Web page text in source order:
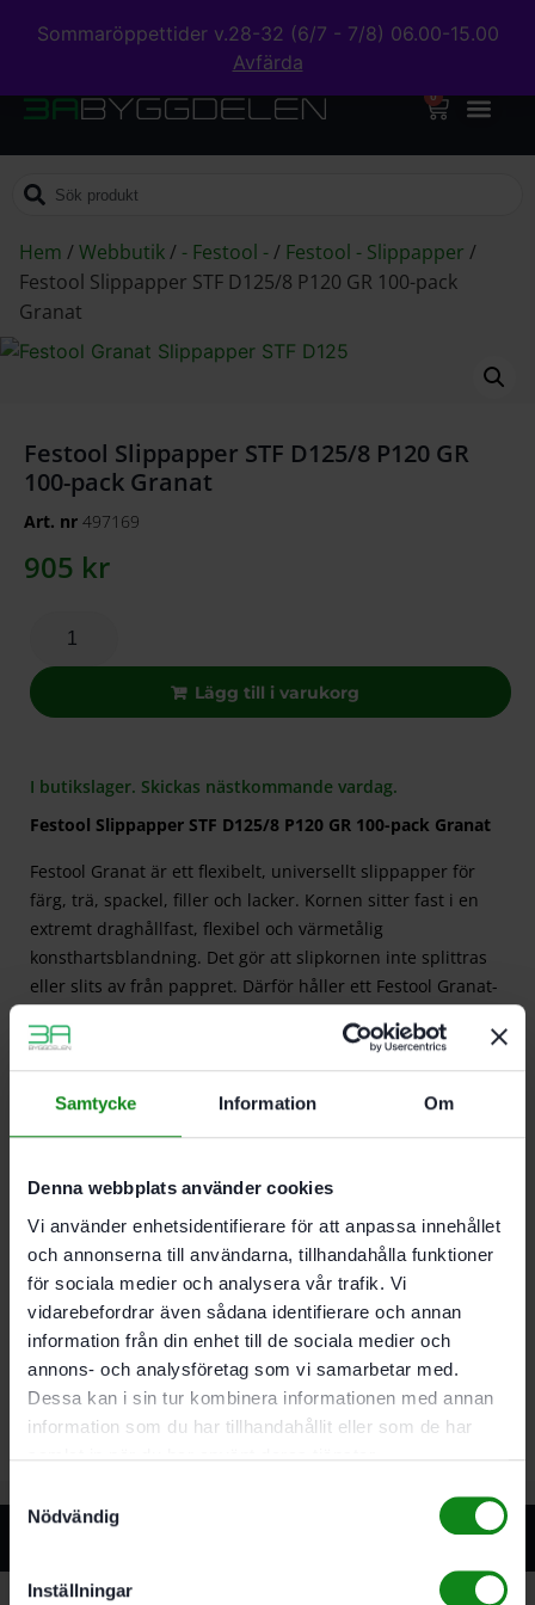
Samtycke Information Om
Denna webbplats använder cookies
Vi använder enhetsidentifierare för att anpassa innehållet
och annonserna till användarna, tillhandahålla funktioner
för sociala medier och analysera vår trafik. Vi
vidarebefordrar även sådana identifierare och annan
information från din enhet till de sociala medier och
annons- och analysföretag som vi samarbetar med.
Dessa kan i sin tur kombinera informationen med annan
information som du har tillhandahållit eller som de har
Nödvändig
Inställningar
Sommaröppettider v.28-32 (6/7 - 7/8) 06.00-15.00
Avfärda
0
Hem /Webbutik/ - Festool -/ Festool - Slippapper /
Festool Slippapper STF D125/8 P120 GR 100-pack
Granat
Festool Slippapper STF D125/8 P120 GR
100-pack Granat
Art. nr 497169
905 kr
Lägg till i varukorg
I butikslager. Skickas nästkommande vardag.
Festool Slippapper STF D125/8 P120 GR 100-pack Granat
Festool Granat är ett flexibelt, universellt slippapper för
färg, trä, spackel, filler och lacker. Kornen sitter fast i en
extremt draghållfast, flexibel och värmetålig
konsthartsblandning. Det gör att slipkornen inte splittras
eller slits av från pappret. Därför håller ett Festool Granat-
en mycket mer kostnadseffektiv slipning.
Egenskaper
Bearbetning av toppmoderna lacksystem
Rekommenderas särskilt för VOC-lacker
Bearbetning av extremt hårda underlag
Bearbetning av plast. mineralmaterial. akryl.
spackel. filler
För RO 125. ES 125. ETS 125. ETSC 125. ETS EC
125. LEX 125